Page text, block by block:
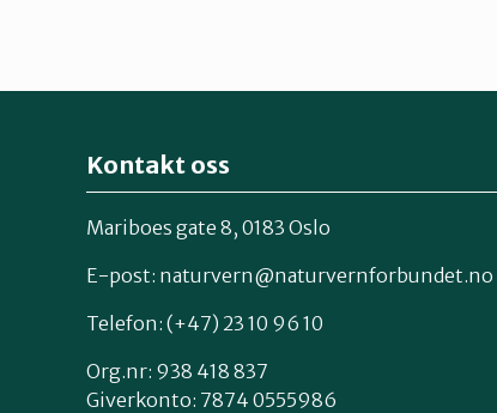
Kontakt oss
Mariboes gate 8, 0183 Oslo
E-post: naturvern@naturvernforbundet.no
Telefon: (+47) 23 10 96 10
Org.nr: 938 418 837
Giverkonto: 7874 0555986